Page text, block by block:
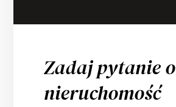
Zadaj pytanie o
nieruchomość